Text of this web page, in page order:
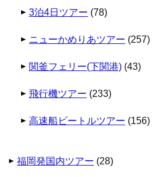
3泊4日ツアー (78)
ニューかめりあツアー (257)
関釜フェリー(下関港) (43)
飛行機ツアー (233)
高速船ビートルツアー (156)
福岡発国内ツアー (28)